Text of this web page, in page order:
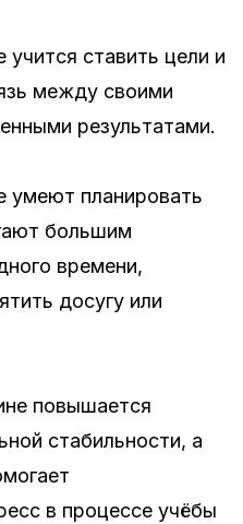
учится ставить цели и
между своими
результатами.
умеют планировать
большим
времени,
досугу или
повышается
стабильности, а
в процессе учёбы